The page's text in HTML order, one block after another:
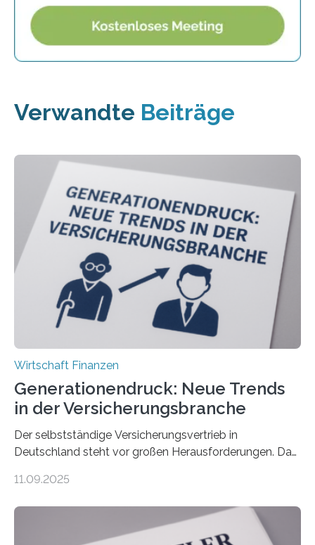
Verwandte Beiträge
Wirtschaft Finanzen
Generationendruck: Neue Trends
in der Versicherungsbranche
Der selbstständige Versicherungsvertrieb in
Deutschland steht vor großen Herausforderungen. Das
Dr. Matthias Beenken und Prof. Dr. Lukas Linnenbrink
Bundesverbands Deutscher Versicherungskaufleute e.V.
durchgeführt haben. Die Studie basiert auf den
11.09.2025